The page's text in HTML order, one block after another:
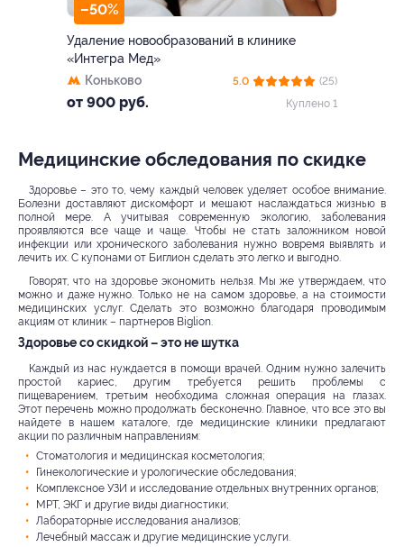
–50%
Удаление новообразований в клинике
«Интегра Мед»
Коньково
от 900 руб.
5.0
(25)
Куплено 1
Медицинские обследования по скидке
Здоровье – это то, чему каждый человек уделяет особое внимание.
Болезни доставляют дискомфорт и мешают наслаждаться жизнью в
полной мере. А учитывая современную экологию, заболевания
проявляются все чаще и чаще. Чтобы не стать заложником новой
инфекции или хронического заболевания нужно вовремя выявлять и
лечить их. С купонами от Биглион сделать это легко и выгодно.
Говорят, что на здоровье экономить нельзя. Мы же утверждаем, что
можно и даже нужно. Только не на самом здоровье, а на стоимости
медицинских услуг. Сделать это возможно благодаря проводимым
акциям от клиник – партнеров Biglion.
Здоровье со скидкой – это не шутка
Каждый из нас нуждается в помощи врачей. Одним нужно залечить
простой кариес, другим требуется решить проблемы с
пищеварением, третьим необходима сложная операция на глазах.
Этот перечень можно продолжать бесконечно. Главное, что все это вы
найдете в нашем каталоге, где медицинские клиники предлагают
акции по различным направлениям:
Стоматология и медицинская косметология;
Гинекологические и урологические обследования;
Комплексное УЗИ и исследование отдельных внутренних органов;
МРТ, ЭКГ и другие виды диагностики;
Лабораторные исследования анализов;
Лечебный массаж и другие медицинские услуги.